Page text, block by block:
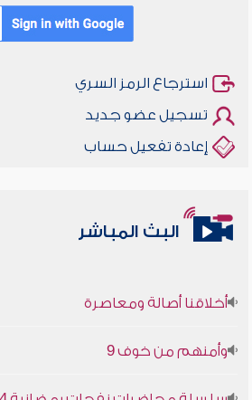
استرجاع الرمز السري
تسجيل عضو جديد
إعادة تفعيل حساب
البث المباشر
أخلاقنا أصالة ومعاصرة
وأمنهم من خوف 9
سلسلة محاضرات نفحات رمضانية 1444هـ